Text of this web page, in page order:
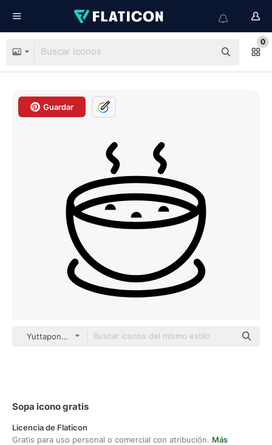
0
Guardar
Yuttapong Lineal
Sopa icono gratis
Licencia de Flaticon
Gratis para uso personal o comercial con atribución. Más